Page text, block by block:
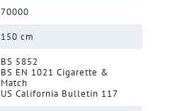
70000
150 cm
BS 5852
BS EN 1021 Cigarette &
Match
US California Bulletin 117